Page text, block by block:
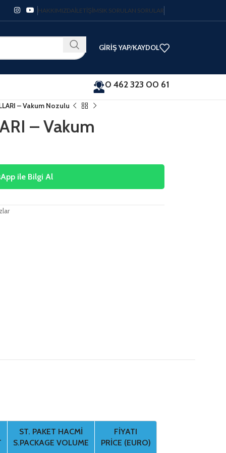
HAKKIMIZDAİLETIŞIMSIK SORULAN SORULAR
GIRIŞ YAP/KAYDOL
0 462 323 00 61
– Vakum Nozulu
– Vakum
ile Bilgi Al
ST. PAKET HACMI
S.PACKAGE VOLUME
FIYATI
PRICE (EURO)